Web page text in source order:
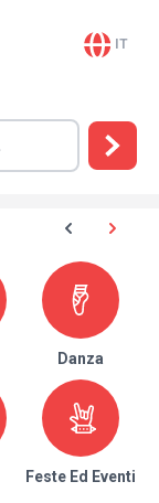
IT
Danza
Feste Ed Eventi